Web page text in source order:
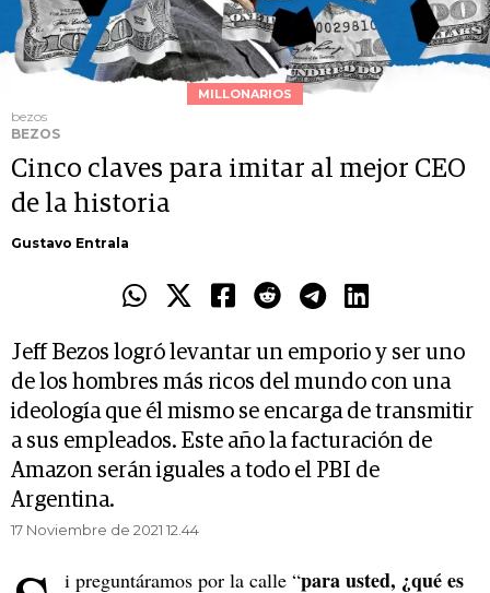
MILLONARIOS
bezos
BEZOS
Cinco claves para imitar al mejor CEO
de la historia
Gustavo Entrala
Jeff Bezos logró levantar un emporio y ser uno
de los hombres más ricos del mundo con una
ideología que él mismo se encarga de transmitir
a sus empleados. Este año la facturación de
Amazon serán iguales a todo el PBI de
Argentina.
17 Noviembre de 2021 12.44
i preguntáramos por la calle “para usted, ¿qué es